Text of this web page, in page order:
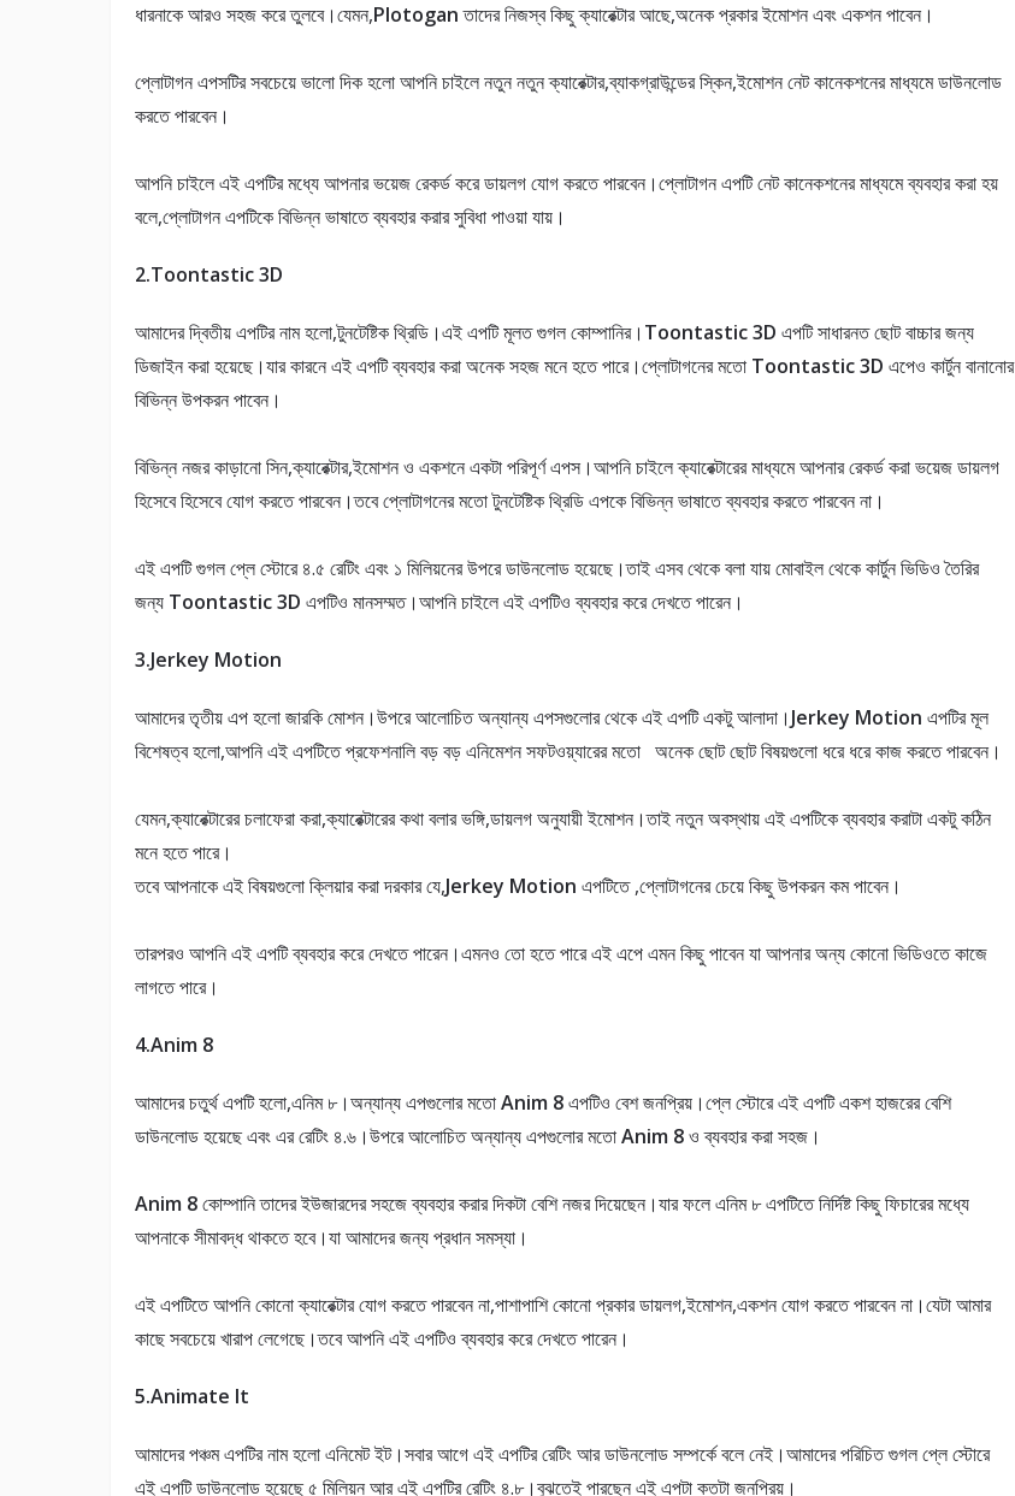
ধারনাকে আরও সহজ করে তুলবে।যেমন,Plotoganতাদের নিজস্ব কিছু ক্যারেক্টার আছে,অনেক প্রকার ইমোশন এবং একশন পাবেন।
প্লোটাগন এপসটির সবচেয়ে ভালো দিক হলো আপনি চাইলে নতুন নতুন ক্যারেক্টার,ব্যাকগ্রাউন্ডের স্কিন,ইমোশন নেট কানেকশনের মাধ্যমে ডাউনলোড
করতে পারবেন।
আপনি চাইলে এই এপটির মধ্যে আপনার ভয়েজ রেকর্ড করে ডায়লগ যোগ করতে পারবেন।প্লোটাগন এপটি নেট কানেকশনের মাধ্যমে ব্যবহার করা হয়
বলে,প্লোটাগন এপটিকে বিভিন্ন ভাষাতে ব্যবহার করার সুবিধা পাওয়া যায়।
2.Toontastic 3D
আমাদের দ্বিতীয় এপটির নাম হলো,টুনটেষ্টিক থ্রিডি।এই এপটি মূলত গুগল কোম্পানির। Toontastic 3D এপটি সাধারনত ছোট বাচ্চার জন্য
ডিজাইন করা হয়েছে।যার কারনে এই এপটি ব্যবহার করা অনেক সহজ মনে হতে পারে।প্লোটাগনের মতো Toontastic 3D এপেও কার্টুন বানানোর
বিভিন্ন উপকরন পাবেন।
বিভিন্ন নজর কাড়ানো সিন,ক্যারেক্টার,ইমোশন ও একশনে একটা পরিপূর্ণ এপস।আপনি চাইলে ক্যারেক্টারের মাধ্যমে আপনার রেকর্ড করা ভয়েজ ডায়লগ
হিসেবে হিসেবে যোগ করতে পারবেন।তবে প্লোটাগনের মতো টুনটেষ্টিক থ্রিডি এপকে বিভিন্ন ভাষাতে ব্যবহার করতে পারবেন না।
এই এপটি গুগল প্লে স্টোরে ৪.৫ রেটিং এবং ১ মিলিয়নের উপরে ডাউনলোড হয়েছে।তাই এসব থেকে বলা যায় মোবাইল থেকে কার্টুন ভিডিও তৈরির
জন্য Toontastic 3D এপটিও মানসম্মত।আপনি চাইলে এই এপটিও ব্যবহার করে দেখতে পারেন।
3.Jerkey Motion
আমাদের তৃতীয় এপ হলো জারকি মোশন।উপরে আলোচিত অন্যান্য এপসগুলোর থেকে এই এপটি একটু আলাদা। Jerkey Motion এপটির মূল
বিশেষত্ব হলো,আপনি এই এপটিতে প্রফেশনালি বড় বড় এনিমেশন সফটওয়্যারের মতো অনেক ছোট ছোট বিষয়গুলো ধরে ধরে কাজ করতে পারবেন।
যেমন,ক্যারেক্টারের চলাফেরা করা,ক্যারেক্টারের কথা বলার ভঙ্গি,ডায়লগ অনুযায়ী ইমোশন।তাই নতুন অবস্থায় এই এপটিকে ব্যবহার করাটা একটু কঠিন
মনে হতে পারে।
তবে আপনাকে এই বিষয়গুলো ক্লিয়ার করা দরকার যে,Jerkey Motion এপটিতে ,প্লোটাগনের চেয়ে কিছু উপকরন কম পাবেন।
তারপরও আপনি এই এপটি ব্যবহার করে দেখতে পারেন।এমনও তো হতে পারে এই এপে এমন কিছু পাবেন যা আপনার অন্য কোনো ভিডিওতে কাজে
লাগতে পারে।
4.Anim 8
আমাদের চতুর্থ এপটি হলো,এনিম ৮।অন্যান্য এপগুলোর মতোAnim 8এপটিও বেশ জনপ্রিয়।প্লে স্টোরে এই এপটি একশ হাজরের বেশি
ডাউনলোড হয়েছে এবং এর রেটিং ৪.৬।উপরে আলোচিত অন্যান্য এপগুলোর মতোAnim 8ও ব্যবহার করা সহজ।
Anim 8কোম্পানি তাদের ইউজারদের সহজে ব্যবহার করার দিকটা বেশি নজর দিয়েছেন।যার ফলে এনিম ৮ এপটিতে নির্দিষ্ট কিছু ফিচারের মধ্যে
আপনাকে সীমাবদ্ধ থাকতে হবে।যা আমাদের জন্য প্রধান সমস্যা।
এই এপটিতে আপনি কোনো ক্যারেক্টার যোগ করতে পারবেন না,পাশাপাশি কোনো প্রকার ডায়লগ,ইমোশন,একশন যোগ করতে পারবেন না।যেটা আমার
কাছে সবচেয়ে খারাপ লেগেছে।তবে আপনি এই এপটিও ব্যবহার করে দেখতে পারেন।
5.Animate It
আমাদের পঞ্চম এপটির নাম হলো এনিমেট ইট।সবার আগে এই এপটির রেটিং আর ডাউনলোড সম্পর্কে বলে নেই।আমাদের পরিচিত গুগল প্লে স্টোরে
এই এপটি ডাউনলোড হয়েছে ৫ মিলিয়ন আর এই এপটির রেটিং ৪.৮।বুঝতেই পারছেন এই এপটা কতটা জনপ্রিয়।